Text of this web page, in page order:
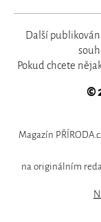
Další
Pokud chcete
©
Magazín
na originálním